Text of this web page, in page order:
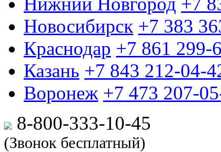
Новосибирск +7 383
Краснодар +7 861 299-
Казань +7 843 212-04-
Воронеж +7 473 207-
8-800-333-10-45
(Звонок бесплатный)